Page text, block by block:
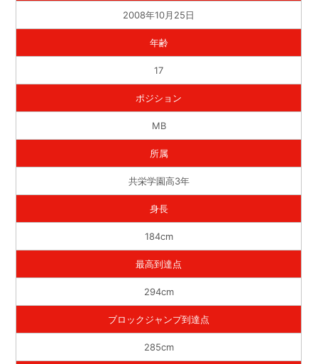
2008年10月25日
年齢
17
ポジション
MB
所属
共栄学園高3年
身長
184cm
最高到達点
294cm
ブロックジャンプ到達点
285cm